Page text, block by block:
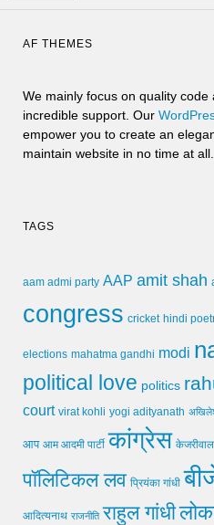
AF THEMES
We mainly focus on quality code
incredible support. Our
empower you to create an
maintain website in no time at all.
TAGS
aam admi party AAP amit shah
congress cricket hindi
elections mahatma gandhi modi
political love politics
court virat kohli yogi adityanath
आप आम आदमी पार्टी कांग्रेस केजरीवाल
पॉलिटिकल लव प्रियंका गांधी
आदित्यनाथ राजनीति राहुल गांधी